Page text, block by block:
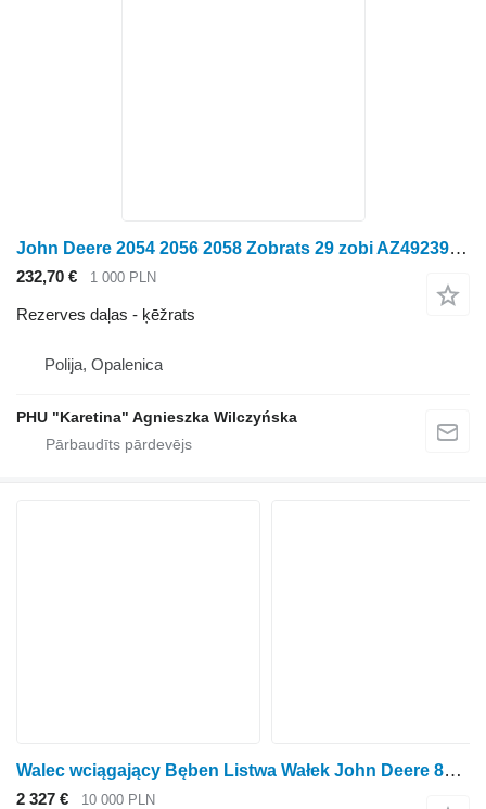
John Deere 2054 2056 2058 Zobrats 29 zobi AZ49239 H223193 ķēžrats paredzēts John Deere 2054 2056 2058 graudu kombaina
232,70 € 1 000 PLN
Rezerves daļas - ķēžrats
Polija, Opalenica
PHU "Karetina" Agnieszka Wilczyńska
Walec wciągający Bęben Listwa Wałek John Deere 8600 Ieplūdes veltņa cilindrs Sloksnes veltnis AXE49638 HXE81000 H paredzēts John Deere 8600 graudu kombaina
2 327 € 10 000 PLN